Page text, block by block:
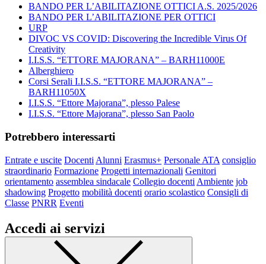
BANDO PER L’ABILITAZIONE OTTICI A.S. 2025/2026
BANDO PER L’ABILITAZIONE PER OTTICI
URP
DIVOC VS COVID: Discovering the Incredible Virus Of
Creativity
I.I.S.S. “ETTORE MAJORANA” – BARH11000E
Alberghiero
Corsi Serali I.I.S.S. “ETTORE MAJORANA” –
BARH11050X
I.I.S.S. “Ettore Majorana”, plesso Palese
I.I.S.S. “Ettore Majorana”, plesso San Paolo
Potrebbero interessarti
Entrate e uscite Docenti Alunni Erasmus+ Personale ATA consiglio
straordinario Formazione Progetti internazionali Genitori
orientamento assemblea sindacale Collegio docenti Ambiente job
shadowing Progetto mobilità docenti orario scolastico Consigli di
Classe PNRR Eventi
Accedi ai servizi